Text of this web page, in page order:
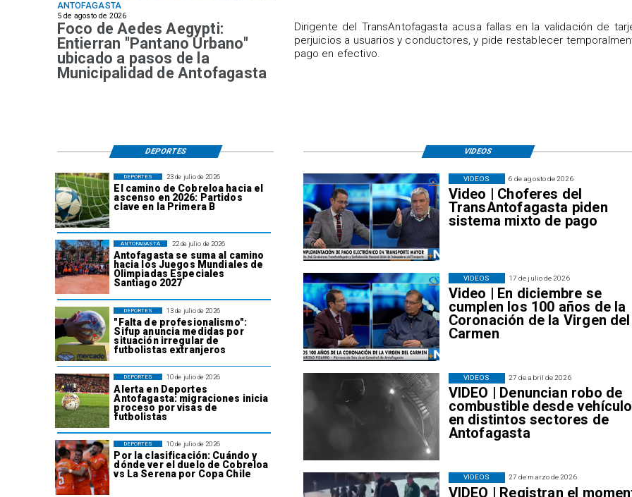
​Dirigente del TransAntofagasta acusa fallas en la validación de
perjuicios a usuarios y conductores, y pide restablecer
pago en efectivo.
ANTOFAGASTA
5 de agosto de 2026
Foco de Aedes Aegypti:
Entierran "Pantano Urbano"
ubicado a pasos de la
Municipalidad de Antofagasta
23 de julio de 2026
El camino de Cobreloa hacia el
ascenso en 2026: Partidos
clave en la Primera B
DEPORTES
22 de julio de 2026
Antofagasta se suma al camino
hacia los Juegos Mundiales de
Olimpiadas Especiales
Santiago 2027
ANTOFAGASTA
13 de julio de 2026
"Falta de profesionalismo":
Sifup anuncia medidas por
situación irregular de
futbolistas extranjeros
DEPORTES
10 de julio de 2026
Alerta en Deportes
Antofagasta: migraciones inicia
proceso por visas de
futbolistas
DEPORTES
10 de julio de 2026
Por la clasificación: Cuándo y
dónde ver el duelo de Cobreloa
vs La Serena por Copa Chile
DEPORTES
6 de agosto de 2026
Video | Choferes del
TransAntofagasta piden
sistema mixto de pago
VIDEOS
17 de julio de 2026
Video | En diciembre se
cumplen los 100 años de la
Coronación de la Virgen del
Carmen
VIDEOS
27 de abril de 2026
VIDEO | Denuncian robo de
combustible desde
en distintos sectores de
Antofagasta
VIDEOS
27 de marzo de 2026
VIDEO | Registran el
VIDEOS
VIDEOS
DEPORTES